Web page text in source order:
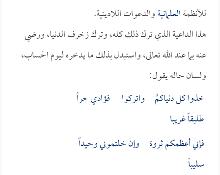
للأنظمةالعلمانيةوالدعوات اللادينية.
هذا الداعية الذي ترك ذلك كله، وترك زخرف الدنيا، ورضي
عنه بما عند الله تعالى، واستبدل بذلك ما يدخره ليوم الحساب،
ولسان حاله يقول:
خذوا كل دنياكمُ واتركوا فؤادي حراً
طليقاً غريبا
فإني أعظمكم ثروة وإن خلتموني وحيداً
سليباً